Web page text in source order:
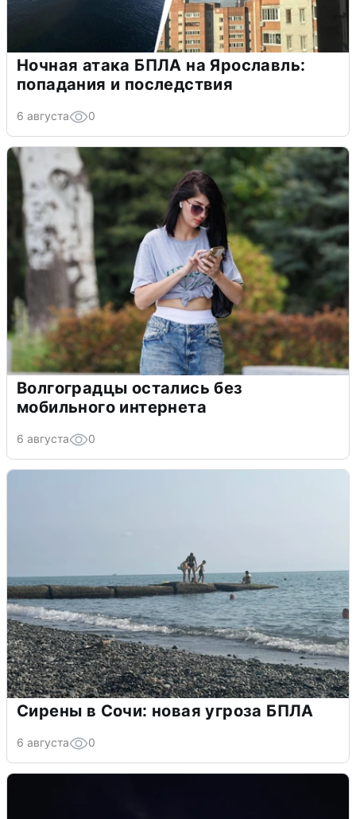
Ночная атака БПЛА на Ярославль:
попадания и последствия
6 августа 0
Волгоградцы остались без
мобильного интернета
6 августа 0
Сирены в Сочи: новая угроза БПЛА
6 августа 0